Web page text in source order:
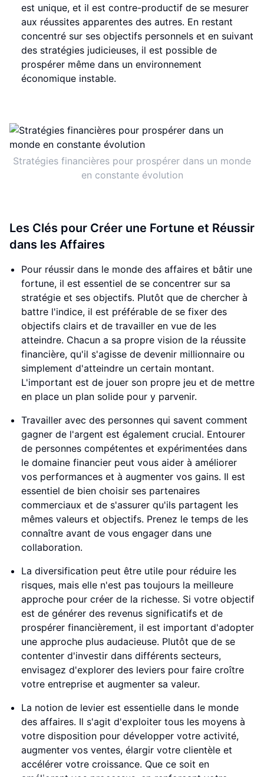
est unique, et il est contre-productif de se mesurer
aux réussites apparentes des autres. En restant
concentré sur ses objectifs personnels et en suivant
des stratégies judicieuses, il est possible de
prospérer même dans un environnement
économique instable.
Stratégies financières pour prospérer dans un monde
en constante évolution
Les Clés pour Créer une Fortune et Réussir
dans les Affaires
Pour réussir dans le monde des affaires et bâtir une
fortune, il est essentiel de se concentrer sur sa
stratégie et ses objectifs. Plutôt que de chercher à
battre l'indice, il est préférable de se fixer des
objectifs clairs et de travailler en vue de les
atteindre. Chacun a sa propre vision de la réussite
financière, qu'il s'agisse de devenir millionnaire ou
simplement d'atteindre un certain montant.
L'important est de jouer son propre jeu et de mettre
en place un plan solide pour y parvenir.
Travailler avec des personnes qui savent comment
gagner de l'argent est également crucial. Entourer
de personnes compétentes et expérimentées dans
le domaine financier peut vous aider à améliorer
vos performances et à augmenter vos gains. Il est
essentiel de bien choisir ses partenaires
commerciaux et de s'assurer qu'ils partagent les
mêmes valeurs et objectifs. Prenez le temps de les
connaître avant de vous engager dans une
collaboration.
La diversification peut être utile pour réduire les
risques, mais elle n'est pas toujours la meilleure
approche pour créer de la richesse. Si votre objectif
est de générer des revenus significatifs et de
prospérer financièrement, il est important d'adopter
une approche plus audacieuse. Plutôt que de se
contenter d'investir dans différents secteurs,
envisagez d'explorer des leviers pour faire croître
votre entreprise et augmenter sa valeur.
La notion de levier est essentielle dans le monde
des affaires. Il s'agit d'exploiter tous les moyens à
votre disposition pour développer votre activité,
augmenter vos ventes, élargir votre clientèle et
accélérer votre croissance. Que ce soit en